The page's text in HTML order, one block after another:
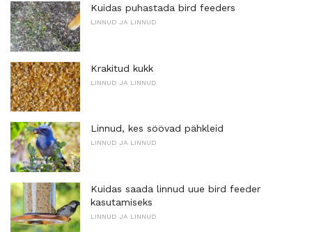
Kuidas puhastada bird feeders
LINNUD JA LINNUD
Krakitud kukk
LINNUD JA LINNUD
Linnud, kes söövad pähkleid
LINNUD JA LINNUD
Kuidas saada linnud uue bird feeder
kasutamiseks
LINNUD JA LINNUD